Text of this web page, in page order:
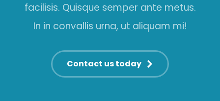
facilisis. Quisque semper ante metus.
In in convallis urna, ut aliquam mi!
Contact us today